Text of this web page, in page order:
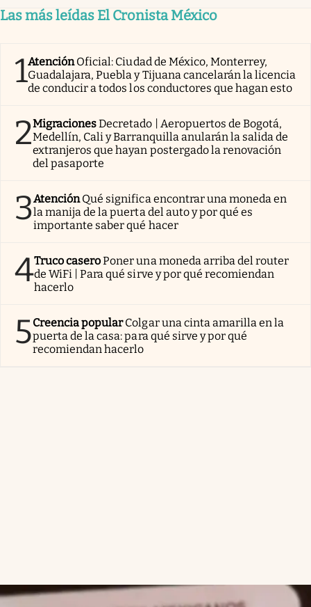
Las más leídas El Cronista México
1AtenciónOficial: Ciudad de México, Monterrey,
Guadalajara, Puebla y Tijuana cancelarán la licencia
de conducir a todos los conductores que hagan esto
2MigracionesDecretado | Aeropuertos de Bogotá,
Medellín, Cali y Barranquilla anularán la salida de
extranjeros que hayan postergado la renovación
del pasaporte
3AtenciónQué significa encontrar una moneda en
la manija de la puerta del auto y por qué es
importante saber qué hacer
4Truco caseroPoner una moneda arriba del router
de WiFi | Para qué sirve y por qué recomiendan
hacerlo
5Creencia popularColgar una cinta amarilla en la
puerta de la casa: para qué sirve y por qué
recomiendan hacerlo